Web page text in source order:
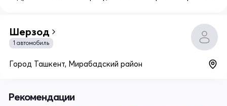
Шерзод
1 автомобиль
Город Ташкент, Мирабадский район
Рекомендации